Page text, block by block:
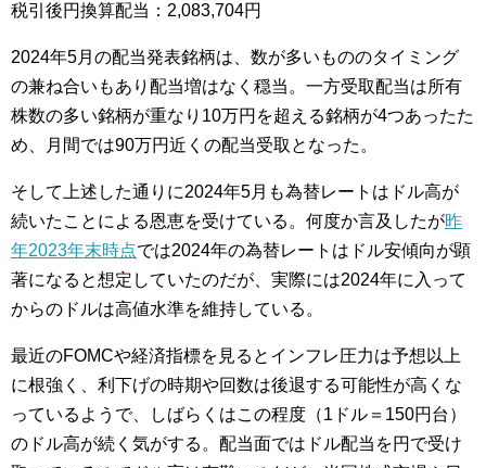
税引後円換算配当：2,083,704円
2024年5月の配当発表銘柄は、数が多いもののタイミング
の兼ね合いもあり配当増はなく穏当。一方受取配当は所有
株数の多い銘柄が重なり10万円を超える銘柄が4つあったた
め、月間では90万円近くの配当受取となった。
そして上述した通りに2024年5月も為替レートはドル高が
続いたことによる恩恵を受けている。何度か言及したが昨
年2023年末時点では2024年の為替レートはドル安傾向が顕
著になると想定していたのだが、実際には2024年に入って
からのドルは高値水準を維持している。
最近のFOMCや経済指標を見るとインフレ圧力は予想以上
に根強く、利下げの時期や回数は後退する可能性が高くな
っているようで、しばらくはこの程度（1ドル＝150円台）
のドル高が続く気がする。配当面ではドル配当を円で受け